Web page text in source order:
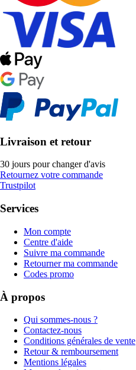
Livraison et retour
30 jours pour changer d'avis
Retournez votre commande
Trustpilot
Services
Mon compte
Centre d'aide
Suivre ma commande
Retourner ma commande
Codes promo
À propos
Qui sommes-nous ?
Contactez-nous
Conditions générales de vente
Retour & remboursement
Mentions légales